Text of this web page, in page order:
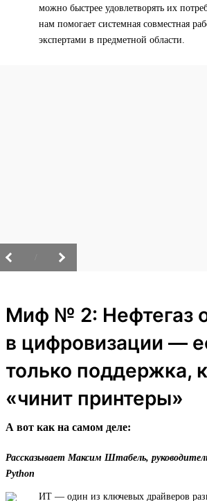
можно быстрее удовлетворять их
нам помогает системная совместная
экспертами в предметной области.
Миф № 2: Нефтегаз
в цифровизации —
только поддержка,
«чинит принтеры»
А вот как на самом деле:
Рассказывает Максим Штабель,
Python
ИТ — один из ключевых драйверов